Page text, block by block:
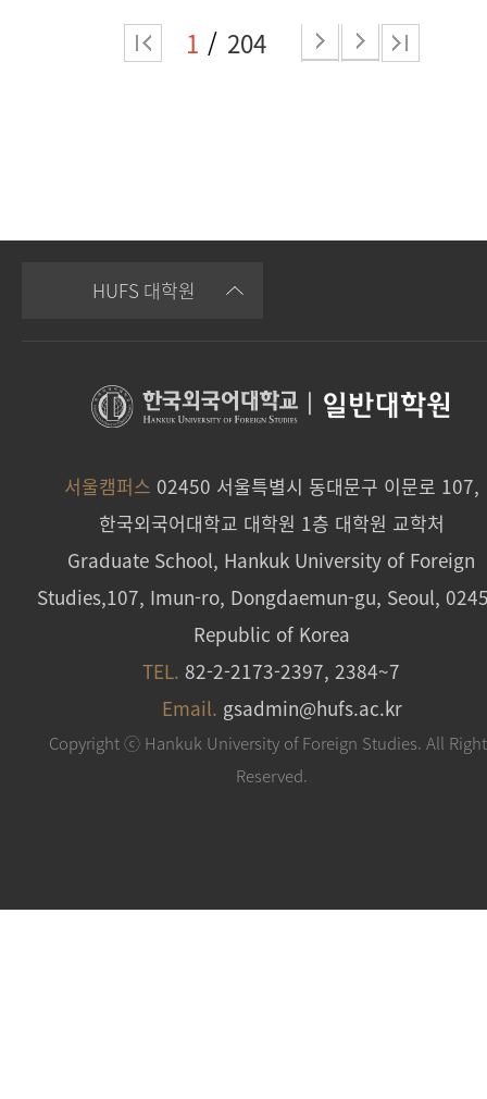
1 204
HUFS 대학원
일반대학원
서울캠퍼스 02450 서울특별시 동대문구 이문로 107,
한국외국어대학교 대학원 1층 대학원 교학처
Graduate School, Hankuk University of Foreign
Studies,107, Imun-ro, Dongdaemun-gu, Seoul,
Republic of Korea
TEL. 82-2-2173-2397, 2384~7
Email. gsadmin@hufs.ac.kr
Copyright ⓒ Hankuk University of Foreign Studies. All
Reserved.